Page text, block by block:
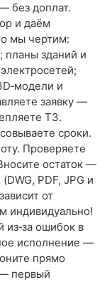
без доплат.
и даём
мы чертим:
зданий и
и
заявку —
ТЗ.
сроки.
Проверяете
остаток —
PDF, JPG и
от
индивидуально!
из‑за ошибок в
исполнение —
прямо
— первый